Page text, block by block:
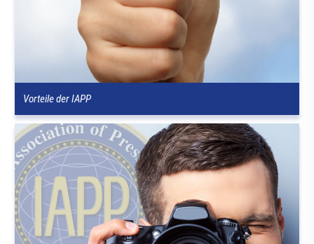
Vorteile der IAPP